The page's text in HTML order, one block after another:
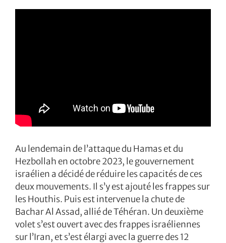
Au lendemain de l’attaque du Hamas et du
Hezbollah en octobre 2023, le gouvernement
israélien a décidé de réduire les capacités de ces
deux mouvements. Il s’y est ajouté les frappes sur
les Houthis. Puis est intervenue la chute de
Bachar Al Assad, allié de Téhéran. Un deuxième
volet s’est ouvert avec des frappes israéliennes
sur l’Iran, et s’est élargi avec la guerre des 12